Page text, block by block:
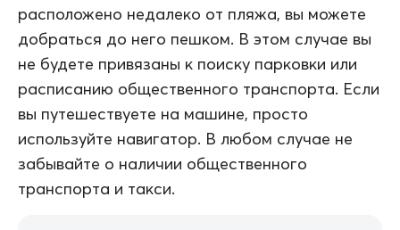
расположено недалеко от пляжа, вы можете
добраться до него пешком. В этом случае вы
не будете привязаны к поиску парковки или
расписанию общественного транспорта. Если
вы путешествуете на машине, просто
используйте навигатор. В любом случае не
забывайте о наличии общественного
транспорта и такси.